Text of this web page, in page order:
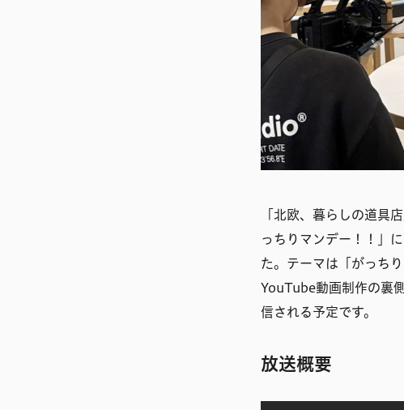
「北欧、暮らしの道具
っちりマンデー！！」
た。テーマは「がっち
YouTube動画制作の裏
信される予定です。
放送概要